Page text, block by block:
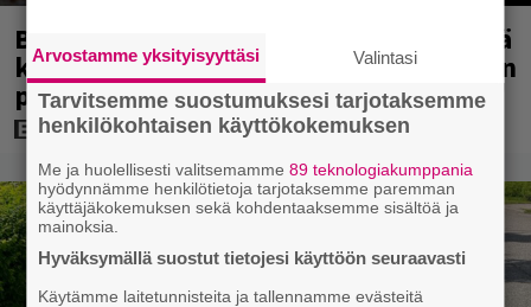
Bond-luojan 68 vuotta sitten lähettämä
kirje löytyi – tältä 007-hahmon piti alun
perin näyttää
Arvostamme yksityisyyttäsi Valintasi
Tarvitsemme suostumuksesi tarjotaksemme
henkilökohtaisen käyttökokemuksen
Me ja huolellisesti valitsemamme89 teknologiakumppania
hyödynnämme henkilötietoja tarjotaksemme paremman
käyttäjäkokemuksen sekä kohdentaaksemme sisältöä ja
mainoksia.
Hyväksymällä suostut tietojesi käyttöön seuraavasti
Käytämme laitetunnisteita ja tallennamme evästeitä